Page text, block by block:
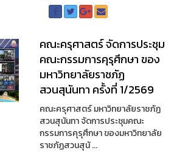
คณะครุศาสตร์ จัดการประชุม
คณะกรรมการคุรุศึกษา ของ
มหาวิทยาลัยราชภัฏ
สวนสุนันทา ครั้งที่ 1/2569
คณะครุศาสตร์ มหาวิทยาลัยราชภัฏ
สวนสุนันทา จัดการประชุมคณะ
กรรมการคุรุศึกษา ของมหาวิทยาลัย
ราชภัฏสวนสุนั ...